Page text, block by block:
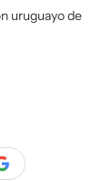
uruguayo de